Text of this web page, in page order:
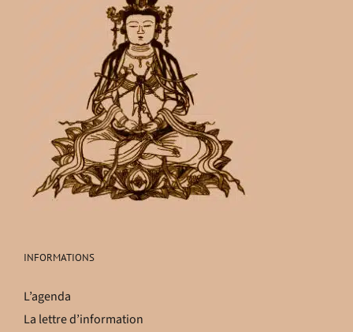
INFORMATIONS
L’agenda
La lettre d’information